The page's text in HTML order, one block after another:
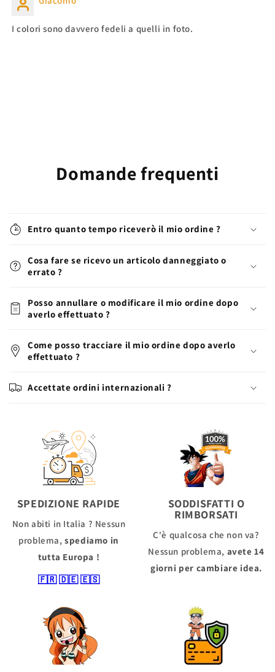
I colori sono davvero fedeli a quelli in foto.
Domande frequenti
Entro quanto tempo riceverò il mio ordine ?
Cosa fare se ricevo un articolo danneggiato o
errato ?
Posso annullare o modificare il mio ordine dopo
averlo effettuato ?
Come posso tracciare il mio ordine dopo averlo
effettuato ?
Accettate ordini internazionali ?
SPEDIZIONE RAPIDE
Non abiti in Italia ? Nessun
problema, spediamo in
tutta Europa !
🇫🇷🇩🇪🇪🇸
SODDISFATTI O
RIMBORSATI
C'è qualcosa che non va?
Nessun problema, avete 14
giorni per cambiare idea.